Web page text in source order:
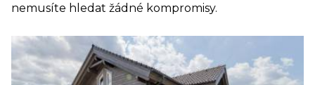
nemusíte hledat žádné kompromisy.